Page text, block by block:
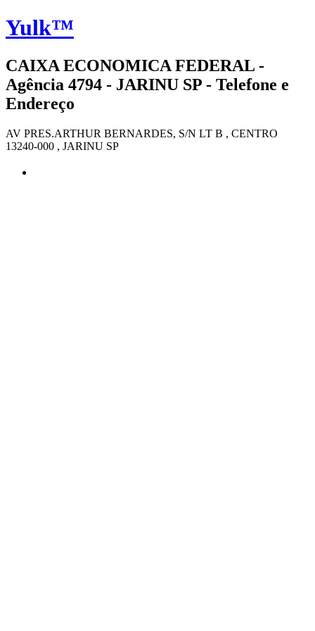
Yulk™
CAIXA ECONOMICA FEDERAL -
Agência 4794 - JARINU SP - Telefone e
Endereço
AV PRES.ARTHUR BERNARDES, S/N LT B , CENTRO
13240-000 , JARINU SP